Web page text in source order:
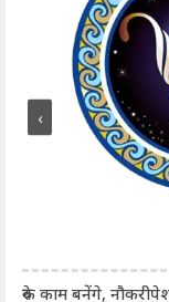
रुके काम बनेंगे,
‹